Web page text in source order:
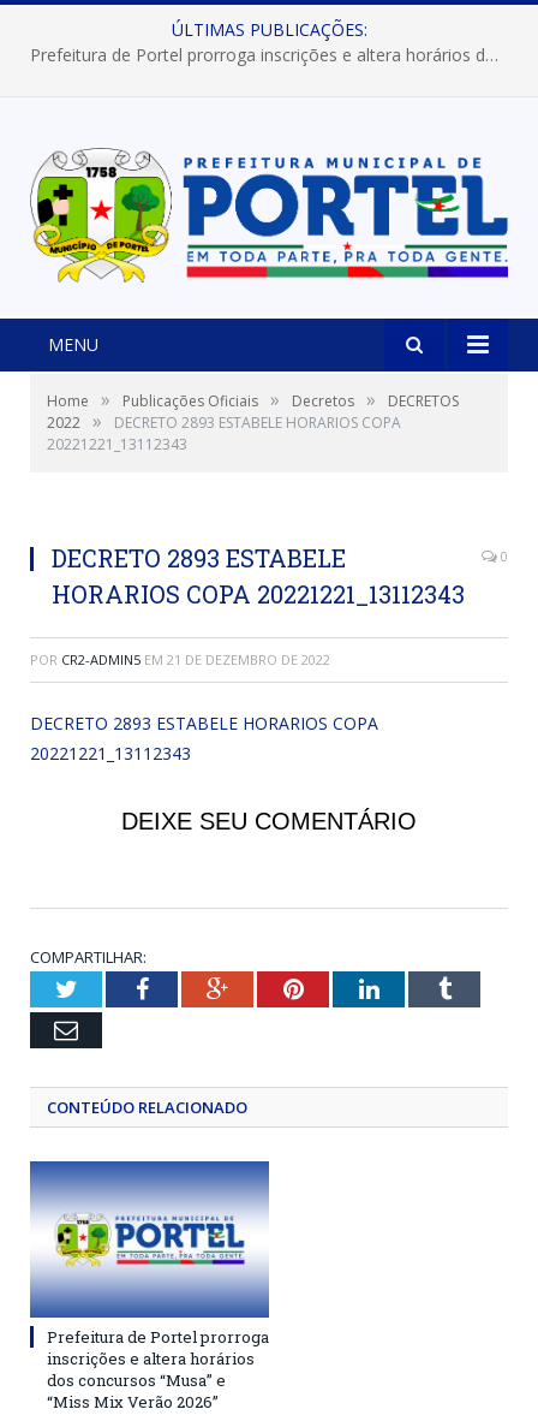
ÚLTIMAS PUBLICAÇÕES:
Prefeitura de Portel prorroga inscrições e altera horários dos concursos “Musa” e “Miss Mix Verão 2026”
MENU
Home » Publicações Oficiais » Decretos »
DECRETOS
2022 »
DECRETO 2893 ESTABELE HORARIOS COPA
20221221_13112343
DECRETO 2893 ESTABELE
HORARIOS COPA 20221221_13112343
0
POR CR2-ADMIN5 EM 21 DE DEZEMBRO DE 2022
DECRETO 2893 ESTABELE HORARIOS COPA
20221221_13112343
DEIXE SEU COMENTÁRIO
COMPARTILHAR:
TwitterFacebookGoogle+PinterestLinkedInTumblr
Email
CONTEÚDO RELACIONADO
Prefeitura de Portel prorroga
inscrições e altera horários
dos concursos “Musa” e
“Miss Mix Verão 2026”